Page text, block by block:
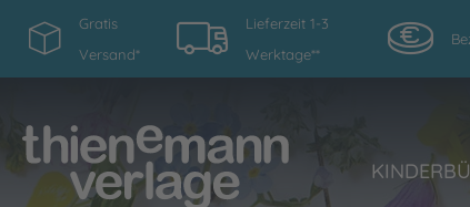
Gratis
Versand*
Lieferzeit 1-3
Werktage**